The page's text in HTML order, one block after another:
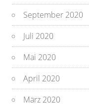
September 2020
Juli 2020
Mai 2020
April 2020
März 2020